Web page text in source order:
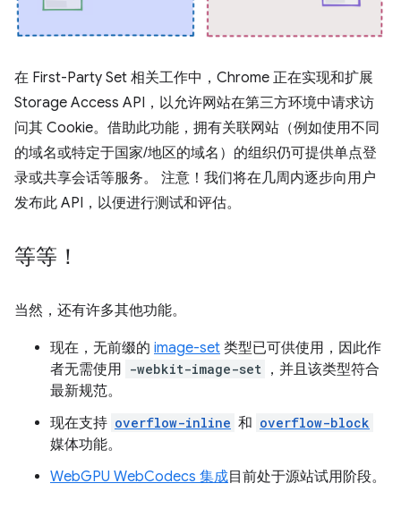
在 First-Party Set 相关工作中，Chrome 正在实现和扩展
Storage Access API，以允许网站在第三方环境中请求访
问其 Cookie。借助此功能，拥有关联网站（例如使用不同
的域名或特定于国家/地区的域名）的组织仍可提供单点登
录或共享会话等服务。 注意！我们将在几周内逐步向用户
发布此 API，以便进行测试和评估。
等等！
当然，还有许多其他功能。
现在，无前缀的 image-set 类型已可供使用，因此作
者无需使用 -webkit-image-set ，并且该类型符合
最新规范。
现在支持 overflow-inline 和 overflow-block
媒体功能。
WebGPU WebCodecs 集成目前处于源站试用阶段。